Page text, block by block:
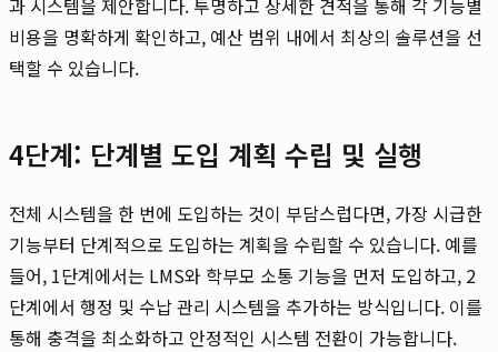
비용을 명확하게 확인하고, 예산 범위 내에서 최상의 솔루션을 선
택할 수 있습니다.
4단계: 단계별 도입 계획 수립 및 실행
전체 시스템을 한 번에 도입하는 것이 부담스럽다면, 가장 시급한
기능부터 단계적으로 도입하는 계획을 수립할 수 있습니다. 예를
들어, 1단계에서는 LMS와 학부모 소통 기능을 먼저 도입하고, 2
단계에서 행정 및 수납 관리 시스템을 추가하는 방식입니다. 이를
통해 충격을 최소화하고 안정적인 시스템 전환이 가능합니다.